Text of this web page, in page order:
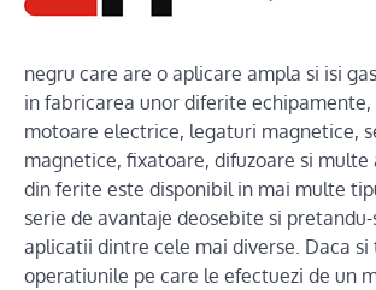
negru care are o aplicare ampla si isi
in fabricarea unor diferite echipamente,
motoare electrice, legaturi magnetice,
magnetice, fixatoare, difuzoare si
din ferite este disponibil in mai multe
serie de avantaje deosebite si
aplicatii dintre cele mai diverse. Daca si
operatiunile pe care le efectuezi de un